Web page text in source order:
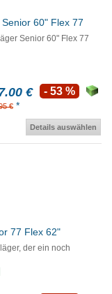
60" Flex 77
Senior 60" Flex 77
€
€ *
- 53 %
Details auswählen
77 Flex 62"
der ein noch